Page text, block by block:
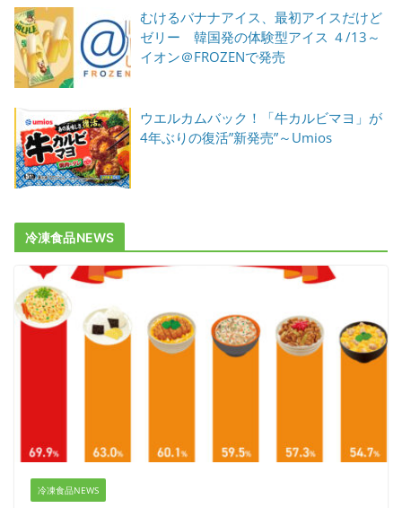
むけるバナナアイス、最初アイスだけど
ゼリー 韓国発の体験型アイス ４/13～
イオン＠FROZENで発売
ウエルカムバック！「牛カルビマヨ」が
4年ぶりの復活”新発売”～Umios
冷凍食品NEWS
冷凍食品NEWS